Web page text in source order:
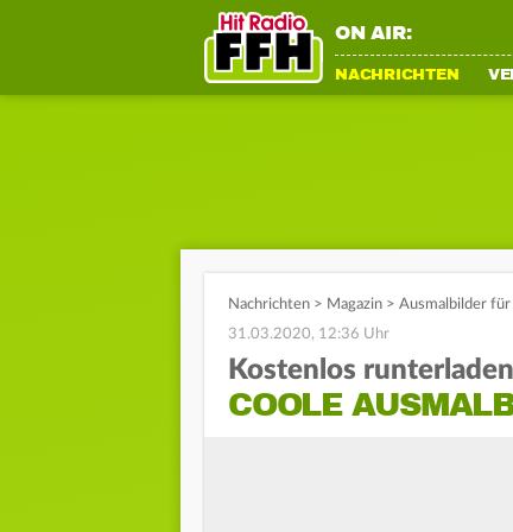
ON AIR:
NACHRICHTEN
Nachrichten > Magazin > Ausmalbilder
31.03.2020, 12:36 Uhr
Kostenlos runterladen
COOLE